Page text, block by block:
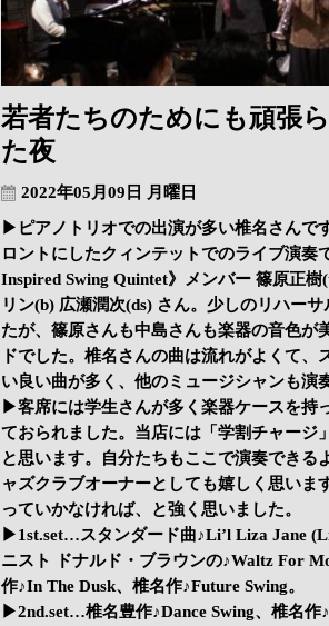
若者たちのためにも頑張
た夜
2022年05月09日 月曜日
▶ピアノトリオでの出演が多い椎名さんで
ロントにしたクィンテットでのライブ演奏
Inspired Swing Quintet》メンバー 篠原正
リン(b) 広瀬潤次(ds) さん。少しのリハー
たが、篠原さんも中島さんも楽器の音色が
ドでした。椎名さんの曲は流れがよくて
い良い曲が多く、他のミュージシャンも演
▶客席には学生さんが多く楽器ケースを持
ておられました。当店には「学割チャージ
と思います。自分たちもここで演奏できる
ャズクラブオーナーとしても嬉しく思いま
っていかなければ、と強く思いました。
▶1st.set…スタンダード曲♪Li’l Liza Jane
ニスト ドナルド・ブラウンの♪Waltz For
作♪In The Dusk、椎名作♪Future Swing。
▶2nd.set…椎名豊作♪Dance Swing、椎名